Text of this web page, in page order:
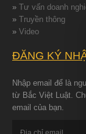
» Tư vấn doanh
» Truyền thông
» Video
ĐĂNG KÝ
Nhập email để là
từ Bắc Việt Luật.
email của bạn.